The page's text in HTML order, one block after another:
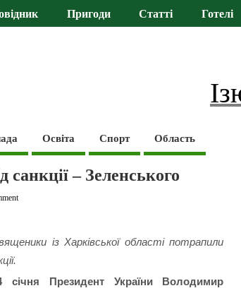
Пригоди Статті Готелі
Освіта Спорт Область
– Зеленського
із Харківської області потрапили
січня Президент України Володимир